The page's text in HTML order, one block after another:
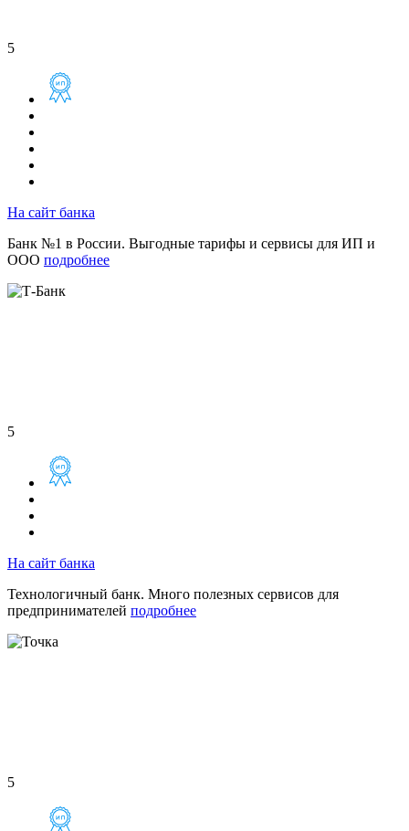
5
На сайт банка
Банк №1 в России. Выгодные тарифы и сервисы для ИП и
ООО подробнее
5
На сайт банка
Технологичный банк. Много полезных сервисов для
предпринимателей подробнее
5